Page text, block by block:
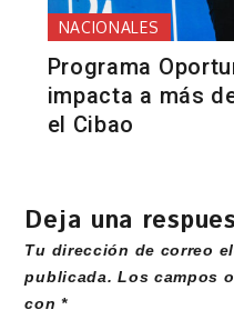
NACIONALES
Programa
impacta a más
el Cibao
Deja una
Tu dirección de correo
publicada. Los campos
con*